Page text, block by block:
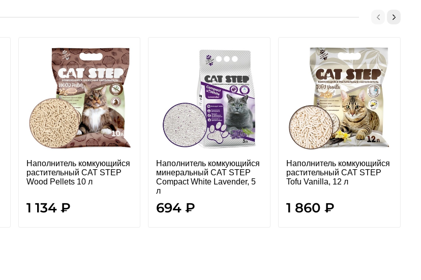
Наполнитель комкующийся
растительный CAT STEP
Wood Pellets 10 л
1 134 ₽
Наполнитель комкующийся
минеральный CAT STEP
Compact White Lavеnder, 5
л
694 ₽
Наполнитель комкующийся
растительный CAT STEP
Tofu Vanilla, 12 л
1 860 ₽